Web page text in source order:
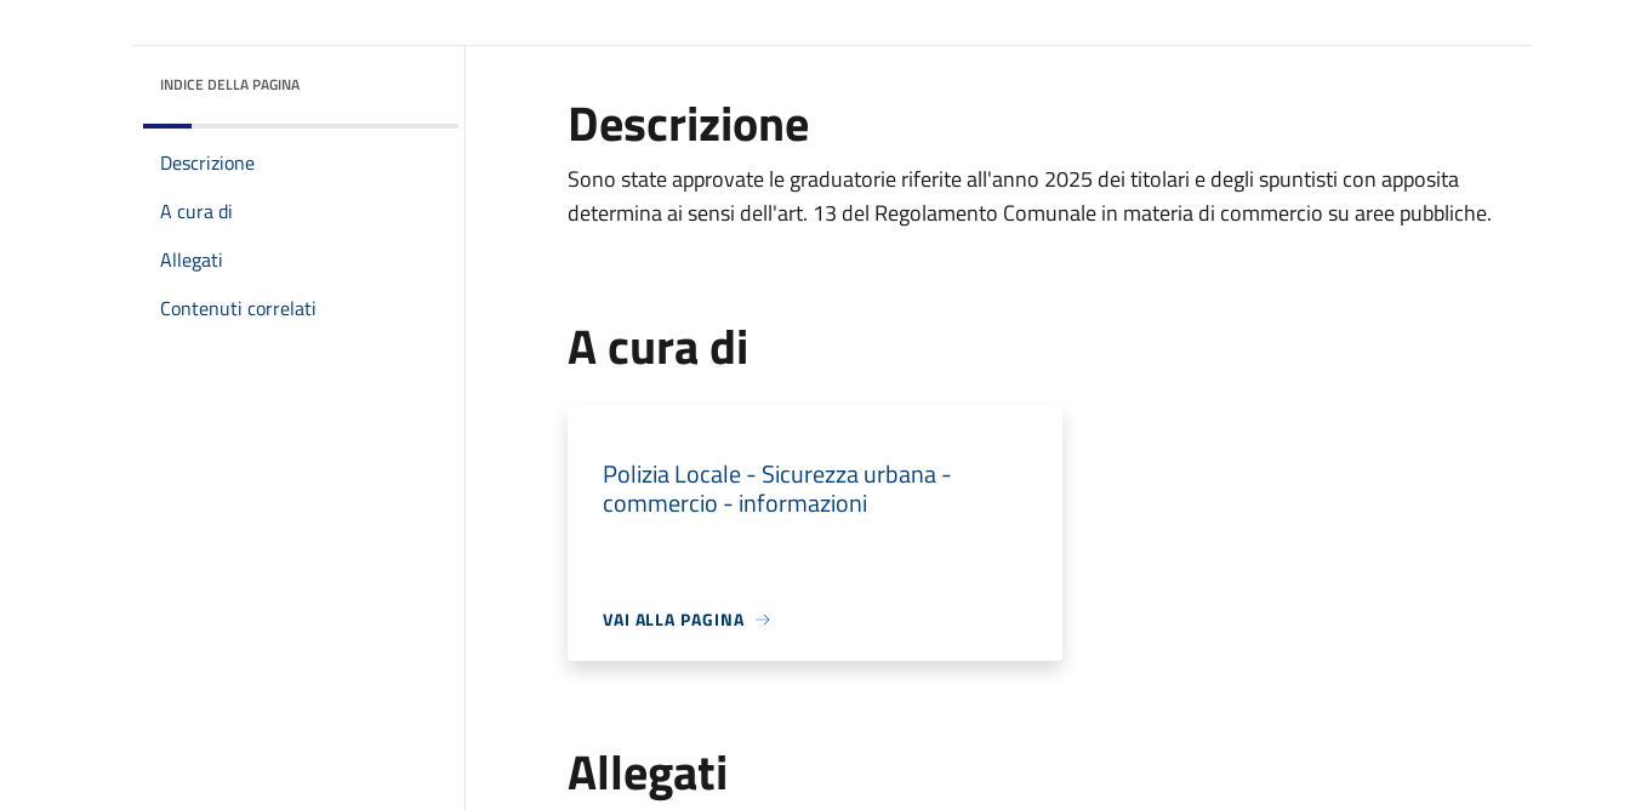
INDICE DELLA PAGINA
Descrizione
A cura di
Allegati
Contenuti correlati
Descrizione
Sono state approvate le graduatorie riferite all'anno 2025 dei titolari e degli spuntisti con apposita
determina ai sensi dell'art. 13 del Regolamento Comunale in materia di commercio su aree pubbliche.
A cura di
Polizia Locale - Sicurezza urbana -
commercio - informazioni
VAI ALLA PAGINA
Allegati